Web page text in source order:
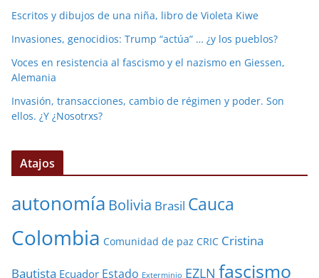
Escritos y dibujos de una niña, libro de Violeta Kiwe
Invasiones, genocidios: Trump “actúa” … ¿y los pueblos?
Voces en resistencia al fascismo y el nazismo en Giessen,
Alemania
Invasión, transacciones, cambio de régimen y poder. Son
ellos. ¿Y ¿Nosotrxs?
Atajos
autonomía Bolivia Brasil Cauca
Colombia Comunidad de paz CRIC Cristina
Bautista Ecuador Estado Exterminio EZLN fascismo